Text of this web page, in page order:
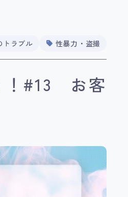
トラブル 性暴力・盗撮
！#13 お客